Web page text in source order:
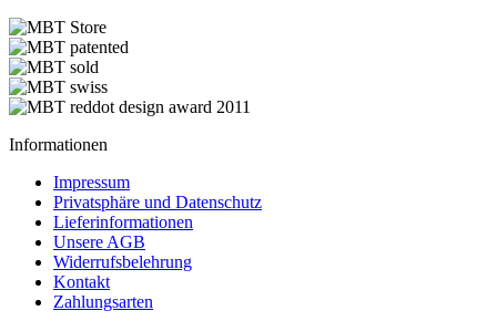
Informationen
Impressum
Privatsphäre und Datenschutz
Lieferinformationen
Unsere AGB
Widerrufsbelehrung
Kontakt
Zahlungsarten